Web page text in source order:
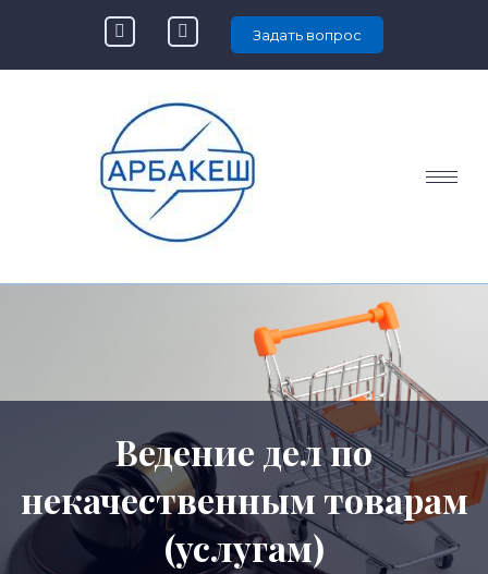
Задать вопрос
Ведение дел по
некачественным товарам
(услугам)